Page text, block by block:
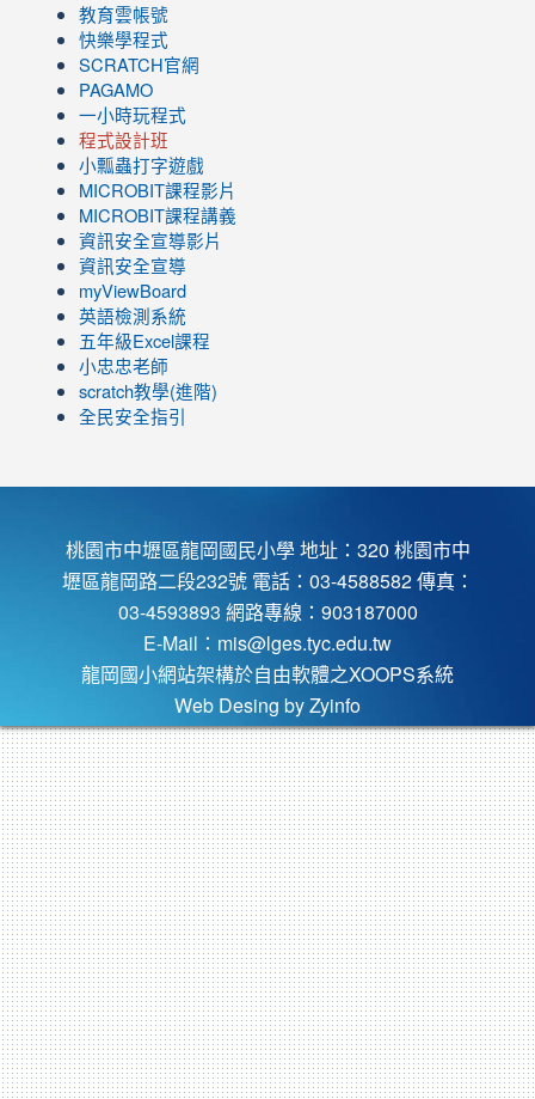
教育雲帳號
快樂學程式
SCRATCH官網
PAGAMO
一小時玩程式
程式設計班
小瓢蟲打字遊戲
link
to
https://www.youtube.com/channel/UC8LghzcV5-
ZBGmXwlbUndNA/videos?
view=0&sort=dd&shelf_id=0
MICROBIT課程影片
link
to
https://www.youtube.com/channel/UC8LghzcV5-
ZBGmXwlbUndNA/videos?
view=0&sort=dd&shelf_id=0
MICROBIT課程講義
資訊安全宣導影片
資訊安全宣導
myViewBoard
英語檢測系統
五年級Excel課程
小忠忠老師
scratch教學(進階)
全民安全指引
桃園市中壢區龍岡國民小學 地址：320 桃園市中
壢區龍岡路二段232號 電話：03-4588582 傳真：
03-4593893 網路專線：903187000
E-Mail： mis@lges.tyc.edu.tw
龍岡國小網站架構於自由軟體之XOOPS系統
Web Desing by Zyinfo